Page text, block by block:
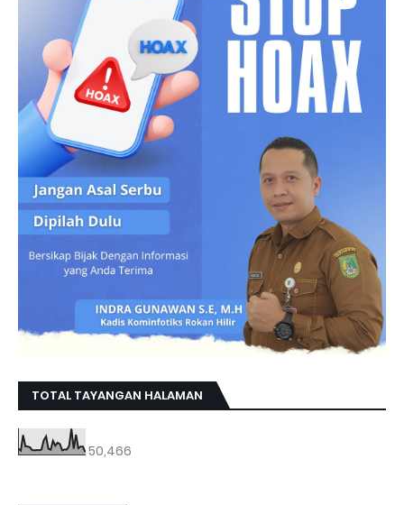
TOTAL TAYANGAN HALAMAN
50,466